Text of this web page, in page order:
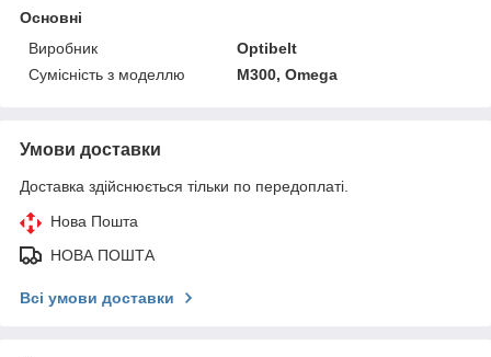
Основні
Виробник
Optibelt
Сумісність з моделлю
M300, Omega
Умови доставки
Доставка здійснюється тільки по передоплаті.
Нова Пошта
НОВА ПОШТА
Всі умови доставки